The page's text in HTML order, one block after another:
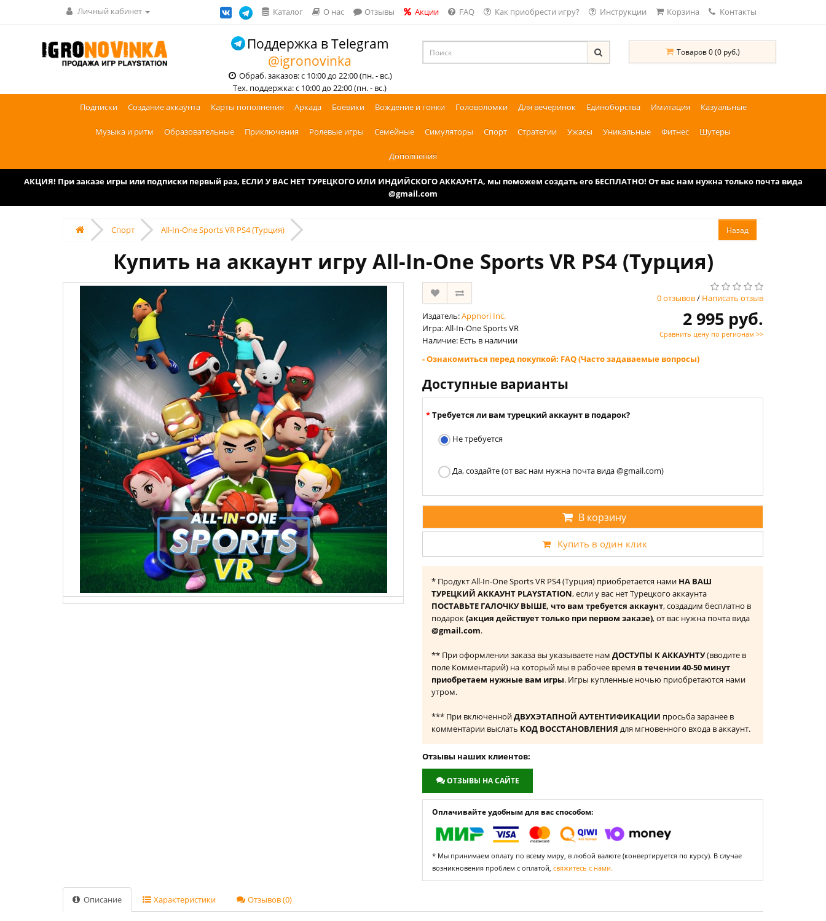
Личный кабинет Каталог О нас Отзывы Акции FAQ Как приобрести игру? Инструкции Корзина Контакты
Поддержка в Telegram
@igronovinka
Обраб. заказов: с 10:00 до 22:00 (пн. - вс.)
Тех. поддержка: с 10:00 до 22:00 (пн. - вс.)
Товаров 0 (0 руб.)
Подписки Создание аккаунта Карты пополнения Аркада Боевики Вождение и гонки Головоломки Для вечеринок Единоборства Имитация Казуальные
Музыка и ритм Образовательные Приключения Ролевые игры Семейные Симуляторы Спорт Стратегии Ужасы Уникальные Фитнес Шутеры
Дополнения
АКЦИЯ! При заказе игры или подписки первый раз, ЕСЛИ У ВАС НЕТ ТУРЕЦКОГО ИЛИ ИНДИЙСКОГО АККАУНТА, мы поможем создать его БЕСПЛАТНО! От вас нам нужна только почта вида
@gmail.com
Спорт All-In-One Sports VR PS4 (Турция)
Купить на аккаунт игру All-In-One Sports VR PS4 (Турция)
0 отзывов/ Написать отзыв
Издатель:Appnori Inc.
Игра: All-In-One Sports VR
Наличие: Есть в наличии
2 995 руб.
Сравнить цену по регионам >>
- Ознакомиться перед покупкой: FAQ (Часто задаваемые вопросы)
Доступные варианты
Требуется ли вам турецкий аккаунт в подарок?
Не требуется
Да, создайте (от вас нам нужна почта вида @gmail.com)
В корзину
Купить в один клик
* Продукт All-In-One Sports VR PS4 (Турция) приобретается нами НА ВАШ
ТУРЕЦКИЙ АККАУНТ PLAYSTATION, если у вас нет Турецкого аккаунта
ПОСТАВЬТЕ ГАЛОЧКУ ВЫШЕ, что вам требуется аккаунт, создадим бесплатно в
подарок(акция действует только при первом заказе), от вас нужна почта вида
@gmail.com.
** При оформлении заказа вы указываете нам ДОСТУПЫ К АККАУНТУ(вводите в
поле Комментарий) на который мы в рабочее время в течении 40-50 минут
приобретаем нужные вам игры. Игры купленные ночью приобретаются нами
утром.
*** При включеннойДВУХЭТАПНОЙ АУТЕНТИФИКАЦИИ просьба заранее в
комментарии выслать КОД ВОССТАНОВЛЕНИЯ для мгновенного входа в аккаунт.
Отзывы наших клиентов:
ОТЗЫВЫ НА САЙТЕ
Оплачивайте удобным для вас способом:
* Мы принимаем оплату по всему миру, в любой валюте (конвертируется по курсу). В случае
возникновения проблем с оплатой, свяжитесь с нами.
Описание Характеристики Отзывов (0)